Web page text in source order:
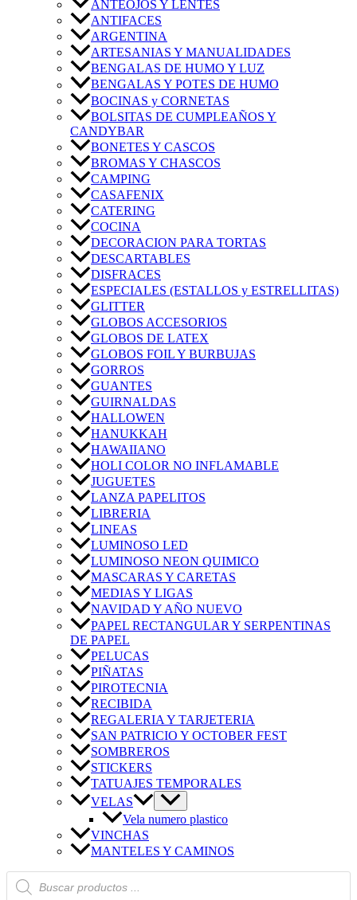
ANTEOJOS Y LENTES
ANTIFACES
ARGENTINA
ARTESANIAS Y MANUALIDADES
BENGALAS DE HUMO Y LUZ
BENGALAS Y POTES DE HUMO
BOCINAS y CORNETAS
BOLSITAS DE CUMPLEAÑOS Y
CANDYBAR
BONETES Y CASCOS
BROMAS Y CHASCOS
CAMPING
CASAFENIX
CATERING
COCINA
DECORACION PARA TORTAS
DESCARTABLES
DISFRACES
ESPECIALES (ESTALLOS y ESTRELLITAS)
GLITTER
GLOBOS ACCESORIOS
GLOBOS DE LATEX
GLOBOS FOIL Y BURBUJAS
GORROS
GUANTES
GUIRNALDAS
HALLOWEN
HANUKKAH
HAWAIIANO
HOLI COLOR NO INFLAMABLE
JUGUETES
LANZA PAPELITOS
LIBRERIA
LINEAS
LUMINOSO LED
LUMINOSO NEON QUIMICO
MASCARAS Y CARETAS
MEDIAS Y LIGAS
NAVIDAD Y AÑO NUEVO
PAPEL RECTANGULAR Y SERPENTINAS
DE PAPEL
PELUCAS
PIÑATAS
PIROTECNIA
RECIBIDA
REGALERIA Y TARJETERIA
SAN PATRICIO Y OCTOBER FEST
SOMBREROS
STICKERS
TATUAJES TEMPORALES
VELAS
Vela numero plastico
VINCHAS
MANTELES Y CAMINOS
Búsqueda
de